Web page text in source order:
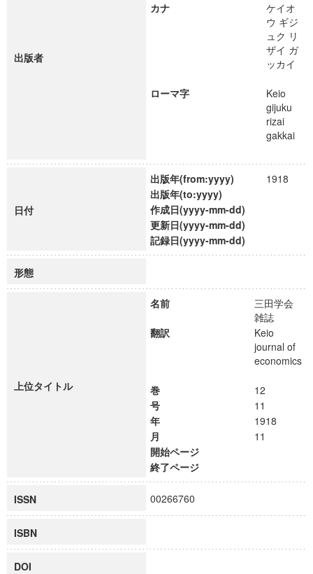
出版者
カナ
ケイオ
ウ ギジ
ュク リ
ザイ ガ
ッカイ
ローマ字
Keio
gijuku
rizai
gakkai
日付
出版年(from:yyyy)
1918
出版年(to:yyyy)
作成日(yyyy-mm-dd)
更新日(yyyy-mm-dd)
記録日(yyyy-mm-dd)
形態
上位タイトル
名前
三田学会
雑誌
翻訳
Keio
journal of
economics
巻
12
号
11
年
1918
月
11
開始ページ
終了ページ
ISSN 00266760
ISBN
DOI